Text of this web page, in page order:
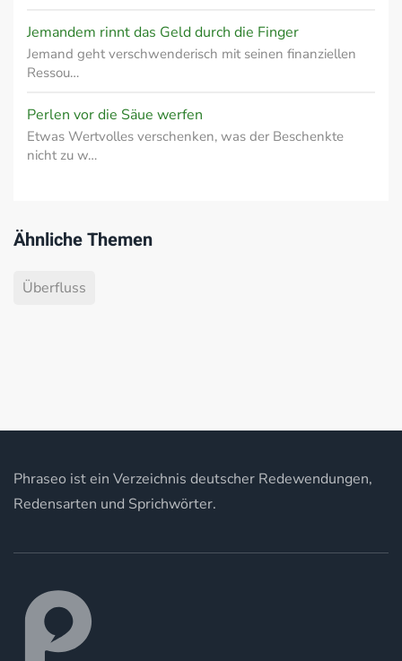
Jemandem rinnt das Geld durch die Finger
Jemand geht verschwenderisch mit seinen finanziellen
Ressou…
Perlen vor die Säue werfen
Etwas Wertvolles verschenken, was der Beschenkte
nicht zu w…
Ähnliche Themen
Überfluss
Phraseo ist ein Verzeichnis deutscher Redewendungen,
Redensarten und Sprichwörter.